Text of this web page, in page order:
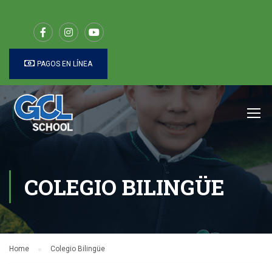
PAGOS EN LÍNEA
COLEGIO BILINGÜE
Home Colegio Bilingüe